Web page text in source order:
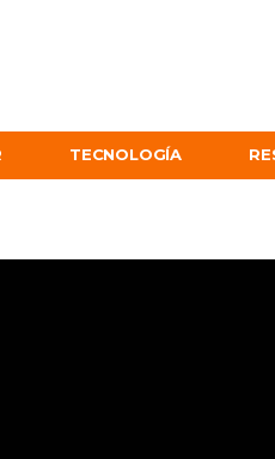
TECNOLOGÍA